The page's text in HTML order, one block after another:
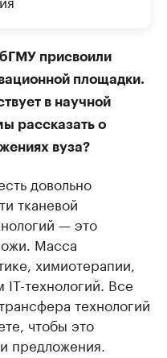
присвоили
площадки.
в научной
рассказать о
вуза?
довольно
тканевой
— это
Масса
химиотерапии,
технологий. Все
технологий
чтобы это
предложения.